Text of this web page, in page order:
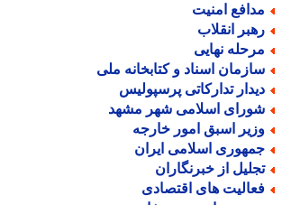
امنیت
انقلاب
نهایی
اسناد و کتابخانه ملی
تدارکاتی پرسپولیس
اسلامی شهر مشهد
اسبق امور خارجه
اسلامی ایران
از خبرنگاران
های اقتصادی